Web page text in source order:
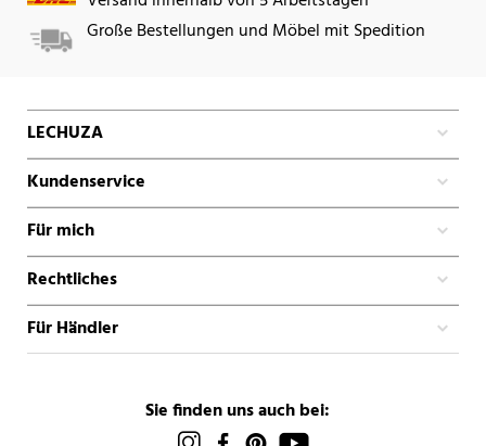
Große Bestellungen und Möbel mit Spedition
LECHUZA
Kundenservice
Für mich
Rechtliches
Für Händler
Sie finden uns auch bei: